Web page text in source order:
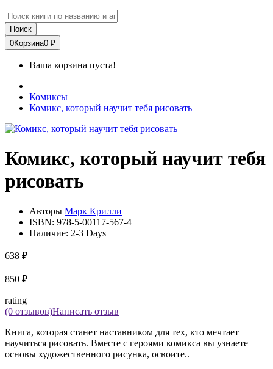
Поиск
0Корзина0 ₽
Ваша корзина пуста!
Комиксы
Комикс, который научит тебя рисовать
Комикс, который научит тебя
рисовать
Авторы Марк Крилли
ISBN: 978-5-00117-567-4
Наличие: 2-3 Days
638 ₽
850 ₽
rating
(0 отзывов)Написать отзыв
Книга, которая станет наставником для тех, кто мечтает
научиться рисовать. Вместе с героями комикса вы узнаете
основы художественного рисунка, освоите..